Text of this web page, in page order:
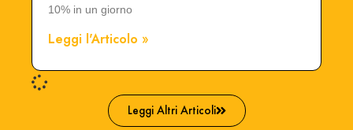
10% in un giorno
Leggi l'Articolo »
Leggi Altri Articoli